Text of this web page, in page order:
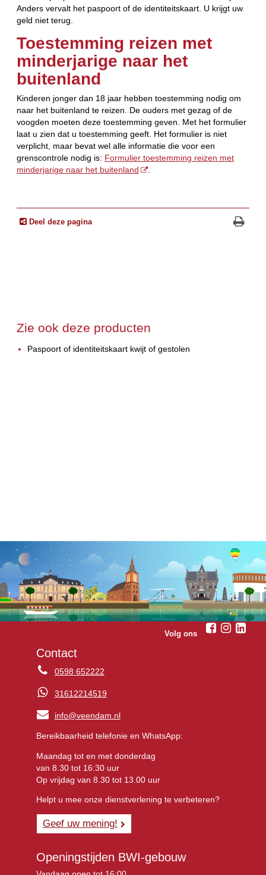
Anders vervalt het paspoort of de identiteitskaart. U krijgt uw
geld niet terug.
Toestemming reizen met
minderjarige naar het
buitenland
Kinderen jonger dan 18 jaar hebben toestemming nodig om
naar het buitenland te reizen. De ouders met gezag of de
voogden moeten deze toestemming geven. Met het formulier
laat u zien dat u toestemming geeft. Het formulier is niet
verplicht, maar bevat wel alle informatie die voor een
grenscontrole nodig is: Formulier toestemming reizen met
minderjarige naar het buitenland
Deel deze pagina
Zie ook deze producten
Paspoort of identiteitskaart kwijt of gestolen
Volg ons
Contact
0598 652222
31612214519
info@veendam.nl
Bereikbaarheid telefonie en WhatsApp:
Maandag tot en met donderdag
van 8.30 tot 16:30 uur
Op vrijdag van 8.30 tot 13.00 uur
Helpt u mee onze dienstverlening te verbeteren?
Geef uw mening!
Openingstijden BWI-gebouw